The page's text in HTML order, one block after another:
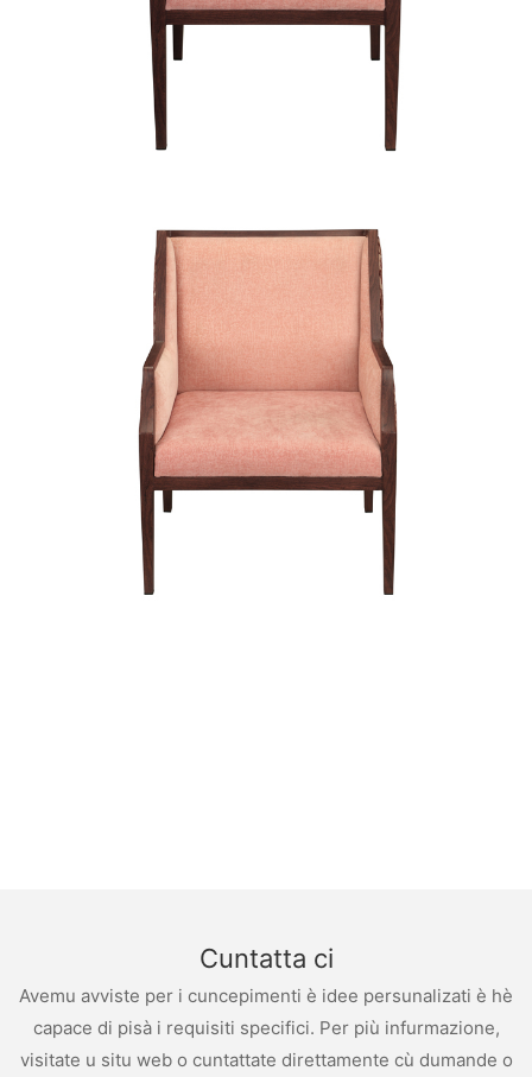
Cuntatta ci
Avemu avviste per i cuncepimenti è idee persunalizati è hè
capace di pisà i requisiti specifici. Per più infurmazione,
visitate u situ web o cuntattate direttamente cù dumande o